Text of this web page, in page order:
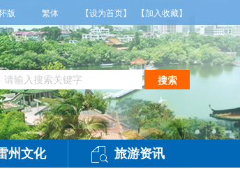
南风2～3级，气温25～32℃，相对湿度70～95%。雷州市气
版 繁体 【设为首页】 【加入收藏】
搜索
州文化 旅游资讯